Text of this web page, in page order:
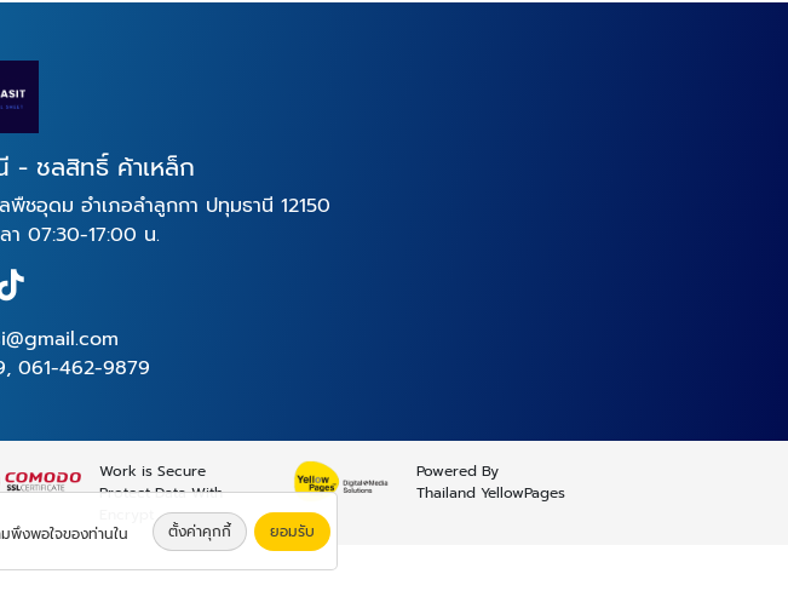
- ชลสิทธิ์ ค้าเหล็ก
ชอุดม อำเภอลำลูกกา ปทุมธานี 12150
ลา 07:30-17:00 น.
, 061-462-9879
Work is Secure
Protect Data With
Powered By
Thailand YellowPages
พึงพอใจของท่านใน
ตั้งค่าคุกกี้ ยอมรับ